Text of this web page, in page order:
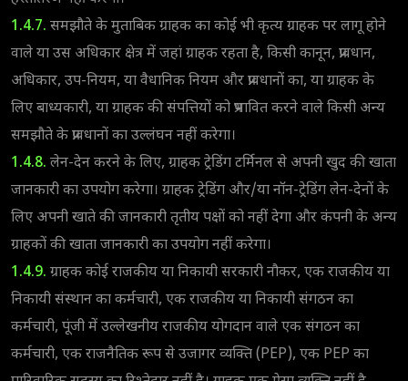
1.4.7. समझौते के मुताबिक ग्राहक का कोई भी कृत्य ग्राहक पर लागू होने
वाले या उस अधिकार क्षेत्र में जहां ग्राहक रहता है, किसी कानून, प्रावधान,
अधिकार, उप-नियम, या वैधानिक नियम और प्रावधानों का, या ग्राहक के
लिए बाध्यकारी, या ग्राहक की संपत्तियों को प्रभावित करने वाले किसी अन्य
समझौते के प्रावधानों का उल्लंघन नहीं करेगा।
1.4.8. लेन-देन करने के लिए, ग्राहक ट्रेडिंग टर्मिनल से अपनी खुद की खाता
जानकारी का उपयोग करेगा। ग्राहक ट्रेडिंग और/या नॉन-ट्रेडिंग लेन-देनों के
लिए अपनी खाते की जानकारी तृतीय पक्षों को नहीं देगा और कंपनी के अन्य
ग्राहकों की खाता जानकारी का उपयोग नहीं करेगा।
1.4.9. ग्राहक कोई राजकीय या निकायी सरकारी नौकर, एक राजकीय या
निकायी संस्थान का कर्मचारी, एक राजकीय या निकायी संगठन का
कर्मचारी, पूंजी में उल्लेखनीय राजकीय योगदान वाले एक संगठन का
कर्मचारी, एक राजनैतिक रूप से उजागर व्यक्ति (PEP), एक PEP का